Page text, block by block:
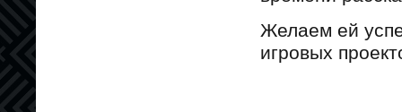
Желаем ей
игровых